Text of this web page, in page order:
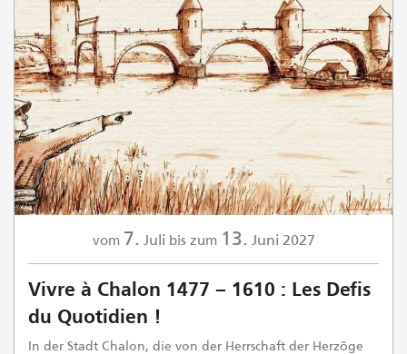
vom 7. Juli bis zum 13. Juni 2027
Vivre à Chalon 1477 – 1610 : Les Defis
du Quotidien !
In der Stadt Chalon, die von der Herrschaft der Herzöge